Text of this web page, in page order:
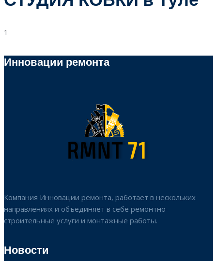
1
Инновации ремонта
Компания Инновации ремонта, работает в нескольких
направлениях и объединяет в себе ремонтно-
строительные услуги и монтажные работы.
Новости